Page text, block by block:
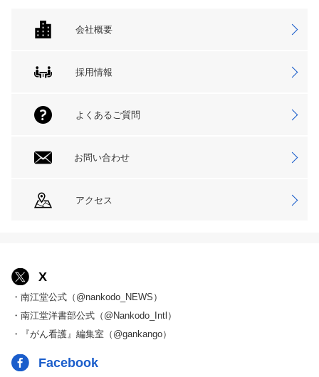
会社概要
採用情報
よくあるご質問
お問い合わせ
アクセス
X
・南江堂公式（@nankodo_NEWS）
・南江堂洋書部公式（@Nankodo_Intl）
・『がん看護』編集室（@gankango）
Facebook